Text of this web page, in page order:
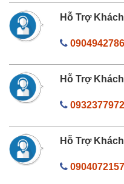
Hỗ Trợ
0904942786
Hỗ Trợ
0932377972
Hỗ Trợ
0904072157